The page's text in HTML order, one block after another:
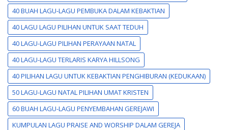
40 BUAH LAGU-LAGU PEMBUKA DALAM KEBAKTIAN
40 LAGU LAGU PILIHAN UNTUK SAAT TEDUH
40 LAGU-LAGU PILIHAN PERAYAAN NATAL
40 LAGU-LAGU TERLARIS KARYA HILLSONG
40 PILIHAN LAGU UNTUK KEBAKTIAN PENGHIBURAN (KEDUKAAN)
50 LAGU-LAGU NATAL PILIHAN UMAT KRISTEN
60 BUAH LAGU-LAGU PENYEMBAHAN GEREJAWI
KUMPULAN LAGU PRAISE AND WORSHIP DALAM GEREJA